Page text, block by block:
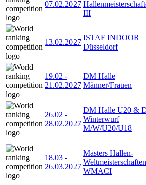
07.02.2027
III
13.02.2027
ISTAF INDOOR
Düsseldorf
19.02 -
21.02.2027
DM Halle
Männer/Frauen
26.02 -
28.02.2027
DM Halle U20 &
Winterwurf
M/W/U20/U18
18.03 -
26.03.2027
Masters Hallen-
Weltmeisterschaften
WMACI